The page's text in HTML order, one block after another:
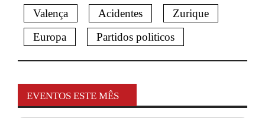
Valença
Acidentes
Zurique
Europa
Partidos politicos
EVENTOS ESTE MÊS